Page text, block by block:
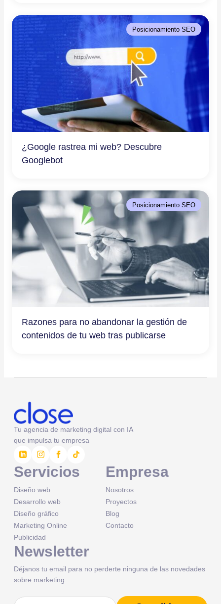
Posicionamiento SEO
¿Google rastrea mi web? Descubre
Googlebot
Posicionamiento SEO
Razones para no abandonar la gestión de
contenidos de tu web tras publicarse
Tu agencia de marketing digital con IA
que impulsa tu empresa
Servicios
Diseño web
Desarrollo web
Diseño gráfico
Marketing Online
Publicidad
Empresa
Nosotros
Proyectos
Blog
Contacto
Newsletter
Déjanos tu email para no perderte ninguna de las novedades
sobre marketing